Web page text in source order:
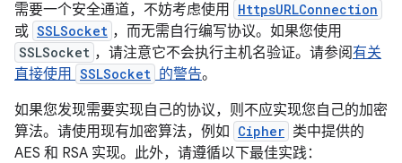
需要一个安全通道，不妨考虑使用
HttpsURLConnection
或 SSLSocket ，而无需自行编写协议。如果您使用
SSLSocket ，请注意它不会执行主机名验证。请参阅有关
直接使用
SSLSocket 的警告。
如果您发现需要实现自己的协议，则不应实现您自己的加密
算法。请使用现有加密算法，例如
Cipher 类中提供的
AES 和 RSA 实现。此外，请遵循以下最佳实践：